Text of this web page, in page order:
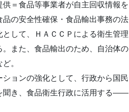
＝食品等事業者が自主回収情報を
の安全性確保・食品輸出事務の法
して、ＨＡＣＣＰによる衛生管理
また、食品輸出のため、自治体の
。
ョンの強化として、行政から国民
聞き、食品衛生行政に活用する――